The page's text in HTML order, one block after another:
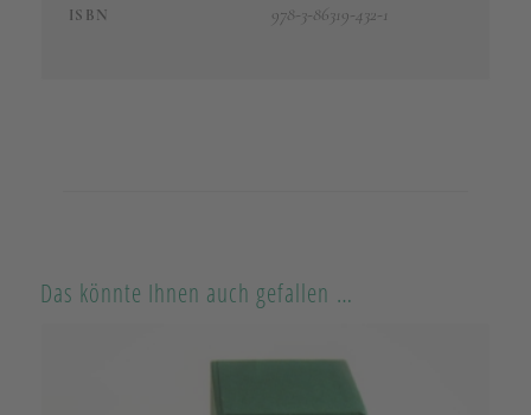
ISBN 978-3-86319-432-1
Das könnte Ihnen auch gefallen …